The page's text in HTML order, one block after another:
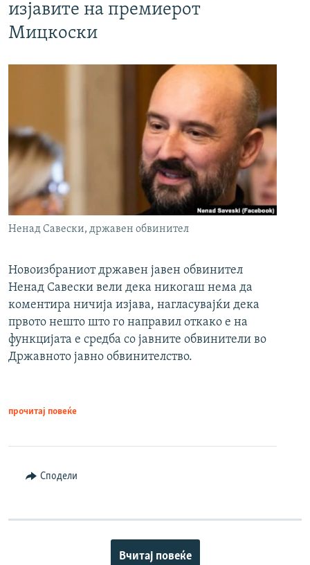
изјавите на премиерот
Мицкоски
Ненад Савески, државен обвинител
Новоизбраниот државен јавен обвинител
Ненад Савески вели дека никогаш нема да
коментира ничија изјава, нагласувајќи дека
првото нешто што го направил откако е на
функцијата е средба со јавните обвинители во
Државното јавно обвинителство.
прочитај повеќе
Сподели
Вчитај повеќе